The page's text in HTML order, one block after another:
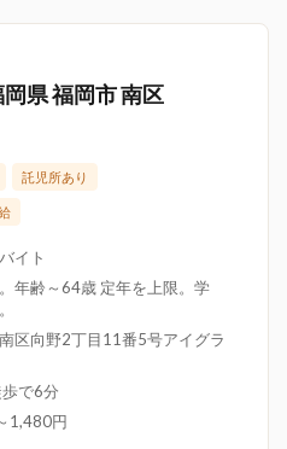
県 福岡市 南区
託児所あり
イト
年齢～64歳 定年を上限。学
区向野2丁目11番5号アイグラ
で6分
1,480円